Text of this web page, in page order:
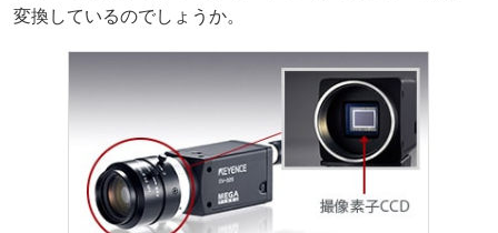
変換しているのでしょうか。